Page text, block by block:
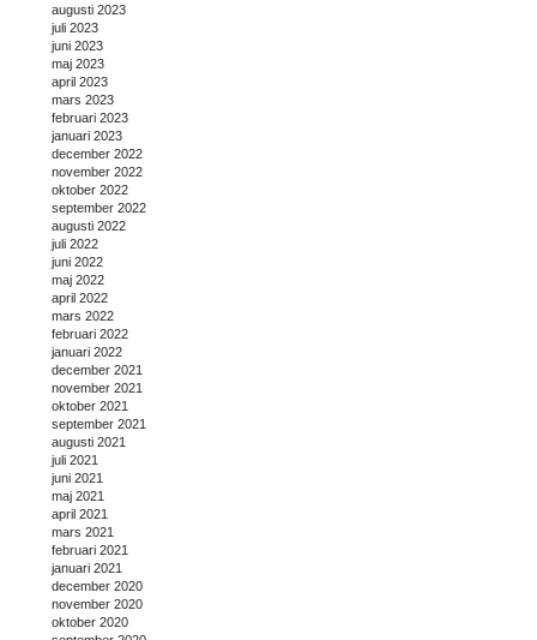
augusti 2023
juli 2023
juni 2023
maj 2023
april 2023
mars 2023
februari 2023
januari 2023
december 2022
november 2022
oktober 2022
september 2022
augusti 2022
juli 2022
juni 2022
maj 2022
april 2022
mars 2022
februari 2022
januari 2022
december 2021
november 2021
oktober 2021
september 2021
augusti 2021
juli 2021
juni 2021
maj 2021
april 2021
mars 2021
februari 2021
januari 2021
december 2020
november 2020
oktober 2020